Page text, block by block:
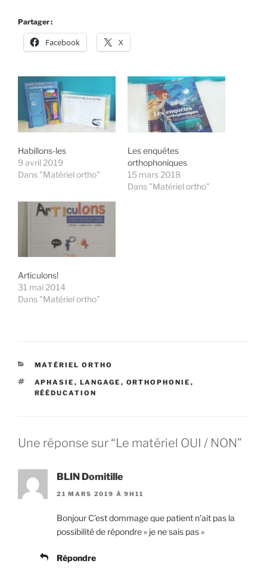
Partager :
Facebook X
Habillons-les
9 avril 2019
Dans "Matériel ortho"
Les enquêtes
orthophoniques
15 mars 2018
Dans "Matériel ortho"
Articulons!
31 mai 2014
Dans "Matériel ortho"
CATÉGORIES
MATÉRIEL ORTHO
ÉTIQUETTES
APHASIE , LANGAGE , ORTHOPHONIE ,
RÉÉDUCATION
Une réponse sur “Le matériel OUI / NON”
BLIN Domitille
21 MARS 2019 À 9H11
Bonjour C’est dommage que patient n’ait pas la
possibilité de répondre « je ne sais pas »
Répondre